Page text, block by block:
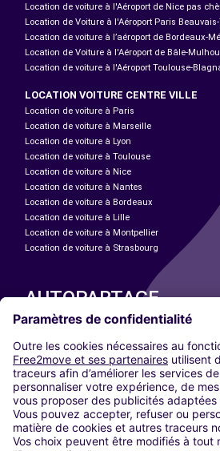
Location de voiture à l'Aéroport de Nice pas
Location de Voiture à l'Aéroport Paris
Location de voiture à l’aéroport de Bordeaux-
Location de Voiture à l'Aéroport de Bâle-
Location de voiture à l'Aéroport Toulouse-
LOCATION VOITURE CENTRE VILLE
Location de voiture à Paris
Location de voiture à Marseille
Location de voiture à Lyon
Location de voiture à Toulouse
Location de voiture à Nice
Location de voiture à Nantes
Location de voiture à Bordeaux
Location de voiture à Lille
Location de voiture à Montpellier
Location de voiture à Strasbourg
AUTOPARTAGE
Paris
Madrid
Washington DC
Milan
Rome
Turin
Vienne